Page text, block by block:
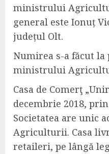
ministrului
general este Ionuț
județul Olt.
Numirea s-a făcut la
ministrului
Casa de Comerţ
decembrie 2018,
Societatea are unic
Agriculturii. Casa
retaileri, pe lângă